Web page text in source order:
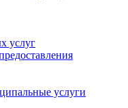
услуг
услуги